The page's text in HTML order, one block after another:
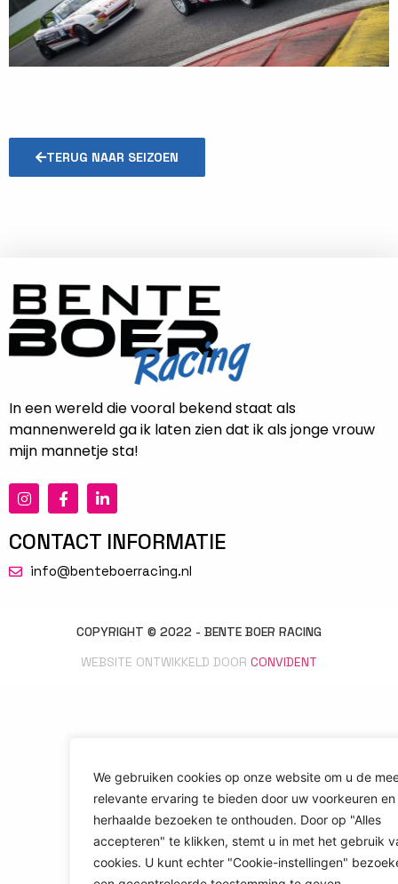
We gebruiken cookies op onze website om u de
relevante ervaring te bieden door uw voorkeuren en
herhaalde bezoeken te onthouden. Door op "Alles
accepteren" te klikken, stemt u in met het gebruik
cookies. U kunt echter "Cookie-instellingen"
TERUG NAAR SEIZOEN
In een wereld die vooral bekend staat als
mannenwereld ga ik laten zien dat ik als jonge vrouw
mijn mannetje sta!
CONTACT INFORMATIE
info@benteboerracing.nl
COPYRIGHT © 2022 - BENTE BOER RACING
WEBSITE ONTWIKKELD DOOR CONVIDENT